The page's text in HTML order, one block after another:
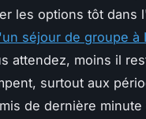
les options tôt dans
séjour de groupe à
attendez, moins il
surtout aux
de dernière